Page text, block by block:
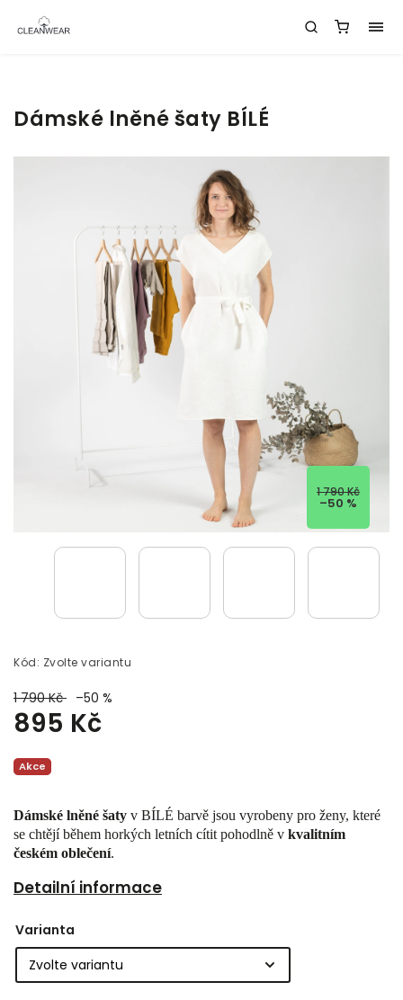
Dámské lněné šaty BÍLÉ
1 790 Kč
–50 %
Kód: Zvolte variantu
1 790 Kč –50 %
895 Kč
Dámské lněné šaty v BÍLÉ barvě jsou vyrobeny pro ženy, které
se chtějí během horkých letních cítit pohodlně v kvalitním
českém oblečení.
Detailní informace
Akce
Varianta